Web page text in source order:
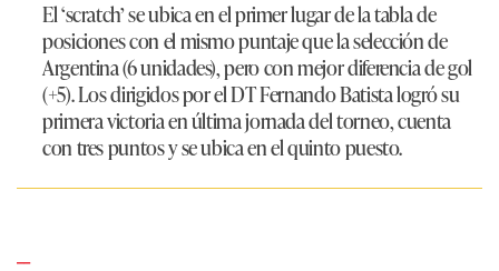
El ‘scratch’ se ubica en el primer lugar de la tabla de
posiciones con el mismo puntaje que la selección de
Argentina (6 unidades), pero con mejor diferencia de gol
(+5). Los dirigidos por el DT Fernando Batista logró su
primera victoria en última jornada del torneo, cuenta
con tres puntos y se ubica en el quinto puesto.